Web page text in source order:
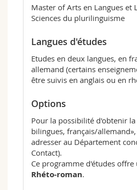
Master of Arts en Langues et
Sciences du plurilinguisme
Langues d'études
Etudes en deux langues, en
allemand (certains
être suivis en anglais ou en
Options
Pour la possibilité d'obtenir
bilingues, français/
adresser au Département
Contact).
Ce programme d'études
Rhéto-roman.